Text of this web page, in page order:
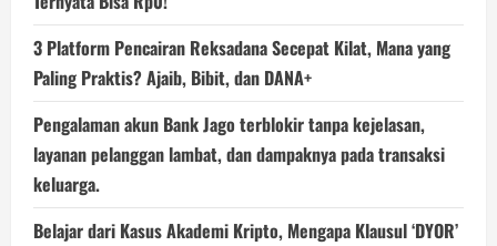
3 Platform Pencairan Reksadana Secepat Kilat, Mana yang
Paling Praktis? Ajaib, Bibit, dan DANA+
Pengalaman akun Bank Jago terblokir tanpa kejelasan,
layanan pelanggan lambat, dan dampaknya pada transaksi
keluarga.
Belajar dari Kasus Akademi Kripto, Mengapa Klausul ‘DYOR’